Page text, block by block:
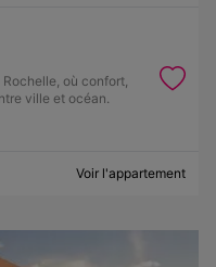
où confort,
ville et océan.
Voir l'appartement